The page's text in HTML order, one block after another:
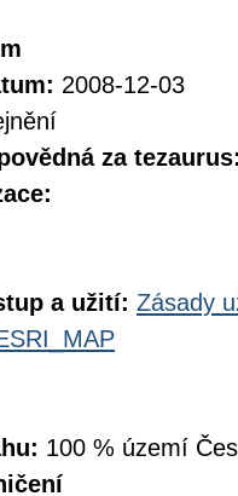
2008-12-03
za
a užití: Zásady
100 % území